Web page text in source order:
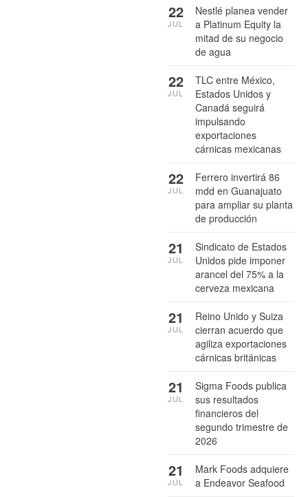
Nestlé planea vender
a Platinum Equity la
mitad de su negocio
de agua
22
JUL
TLC entre México,
Estados Unidos y
Canadá seguirá
impulsando
exportaciones
cárnicas mexicanas
22
JUL
Ferrero invertirá 86
mdd en Guanajuato
para ampliar su planta
de producción
22
JUL
Sindicato de Estados
Unidos pide imponer
arancel del 75% a la
cerveza mexicana
21
JUL
Reino Unido y Suiza
cierran acuerdo que
agiliza exportaciones
cárnicas británicas
21
JUL
Sigma Foods publica
sus resultados
financieros del
segundo trimestre de
2026
21
JUL
Mark Foods adquiere
a Endeavor Seafood
21
JUL